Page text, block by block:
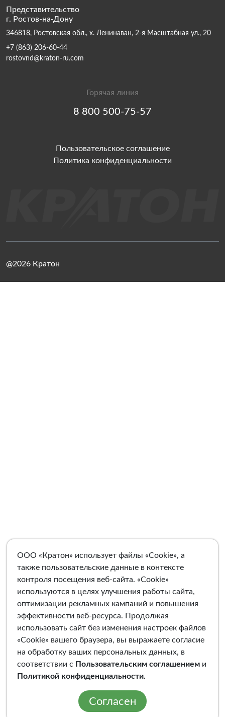
Представительство
г. Ростов-на-Дону
346818, Ростовская обл., х. Ленинаван, 2-я Масштабная ул., 20
+7 (863) 206-60-44
rostovnd@kraton-ru.com
Горячая линия
8 800 500-75-57
Пользовательское соглашение
Политика конфиденциальности
@2026 Кратон
ООО «Кратон» использует файлы «Cookie», а
также пользовательские данные в контексте
контроля посещения веб-сайта. «Cookie»
используются в целях улучшения работы сайта,
оптимизации рекламных кампаний и повышения
эффективности веб-ресурса. Продолжая
использовать сайт без изменения настроек файлов
«Cookie» вашего браузера, вы выражаете согласие
на обработку ваших персональных данных, в
соответствии с Пользовательским соглашением и
Политикой конфиденциальности.
Согласен